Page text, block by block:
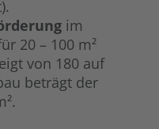
im
20 – 100 m²
von 180 auf
beträgt der